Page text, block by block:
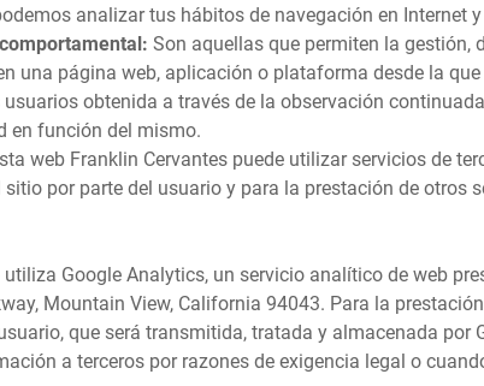
analizar tus hábitos de navegación en
Son aquellas que permiten la gestión,
una página web, aplicación o plataforma desde la
obtenida a través de la observación
en función del mismo.
web Franklin Cervantes puede utilizar servicios de
por parte del usuario y para la prestación de
Google Analytics, un servicio analítico de web
Mountain View, California 94043. Para la
que será transmitida, tratada y almacenada
a terceros por razones de exigencia legal o